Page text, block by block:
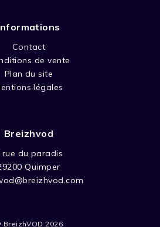
Contact
de vente
Plan du site
légales
Breizhvod
rue du paradis
Quimper
BreizhVOD 2026